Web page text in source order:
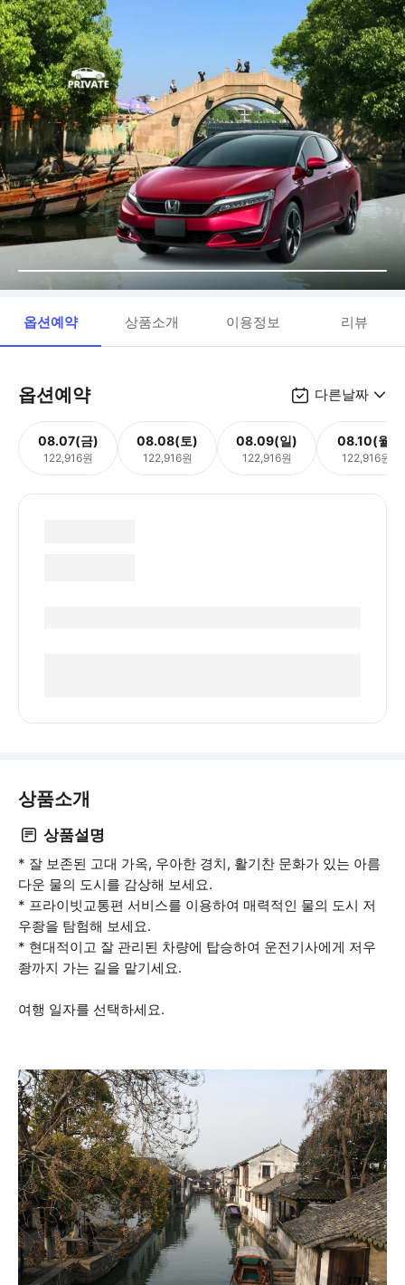
옵션예약 상품소개 이용정보 리뷰
옵션예약 다른날짜
08.07(금)
122,916원
08.08(토)
122,916원
08.09(일)
122,916원
08.10(월)
122,916원
상품소개
상품설명
* 잘 보존된 고대 가옥, 우아한 경치, 활기찬 문화가 있는 아름
다운 물의 도시를 감상해 보세요.
* 프라이빗교통편 서비스를 이용하여 매력적인 물의 도시 저
우좡을 탐험해 보세요.
* 현대적이고 잘 관리된 차량에 탑승하여 운전기사에게 저우
좡까지 가는 길을 맡기세요.
여행 일자를 선택하세요.